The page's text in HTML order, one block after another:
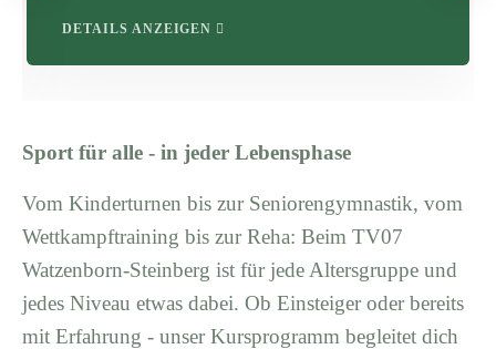
DETAILS ANZEIGEN
Sport für alle - in jeder Lebensphase
Vom Kinderturnen bis zur Seniorengymnastik, vom
Wettkampftraining bis zur Reha: Beim TV07
Watzenborn-Steinberg ist für jede Altersgruppe und
jedes Niveau etwas dabei. Ob Einsteiger oder bereits
mit Erfahrung - unser Kursprogramm begleitet dich